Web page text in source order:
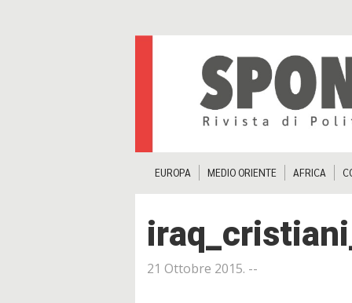
EUROPA MEDIO ORIENTE AFRICA
21 Ottobre 2015. --